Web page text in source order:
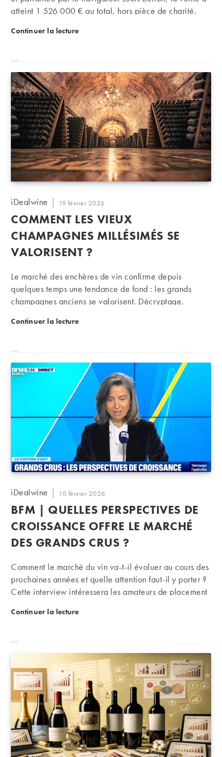
atteint 1 526 000 € au total, hors pièce de charité.
Continuer la lecture65e Vente des vins des Hospices de Nuits-Saint-
Auteur/autrice
la
publication :
iDealwine
Publication
publiée :
19 février 2026
COMMENT LES VIEUX
CHAMPAGNES MILLÉSIMÉS SE
VALORISENT ?
Le marché des enchères de vin confirme depuis
quelques temps une tendance de fond : les grands
champagnes anciens se valorisent. Décryptage.
Continuer la lectureComment les vieux champagnes millésimés se
Auteur/autrice
la
publication :
iDealwine
Publication
publiée :
10 février 2026
BFM | QUELLES PERSPECTIVES DE
CROISSANCE OFFRE LE MARCHÉ
DES GRANDS CRUS ?
Comment le marché du vin va-t-il évoluer au cours des
prochaines années et quelle attention faut-il y porter ?
Cette interview intéressera les amateurs de placement
Continuer la lectureBFM | Quelles perspectives de croissance offre le